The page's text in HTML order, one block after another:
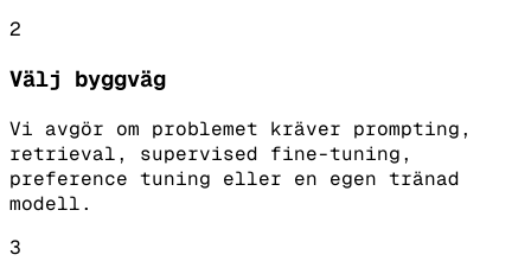
2
Välj byggväg
Vi avgör om problemet kräver prompting,
retrieval, supervised fine-tuning,
preference tuning eller en egen tränad
modell.
3